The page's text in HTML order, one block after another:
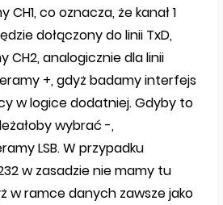
CH1, co oznacza, że kanał 1
dołączony do linii TxD,
CH2, analogicznie dla linii
+, gdyż badamy interfejs
w logice dodatniej. Gdyby to
wybrać -,
LSB. W przypadku
w zasadzie nie mamy tu
w ramce danych zawsze jako